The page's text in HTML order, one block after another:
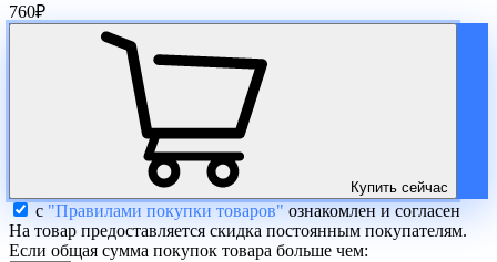
760₽
Купить сейчас
с "Правилами покупки товаров" ознакомлен и согласен
На товар предоставляется скидка постоянным покупателям.
Если общая сумма покупок товара больше чем: